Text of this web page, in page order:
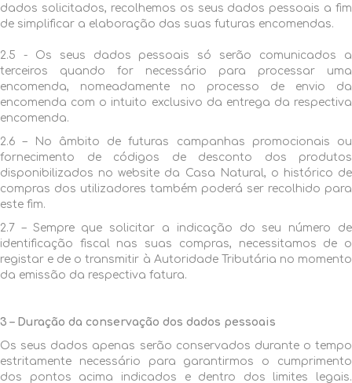
dados solicitados, recolhemos os seus dados pessoais a fim
de simplificar a elaboração das suas futuras encomendas.
2.5 - Os seus dados pessoais só serão comunicados a
terceiros quando for necessário para processar uma
encomenda, nomeadamente no processo de envio da
encomenda com o intuito exclusivo da entrega da respectiva
encomenda.
2.6 – No âmbito de futuras campanhas promocionais ou
fornecimento de códigos de desconto dos produtos
disponibilizados no website da Casa Natural, o histórico de
compras dos utilizadores também poderá ser recolhido para
este fim.
2.7 – Sempre que solicitar a indicação do seu número de
identificação fiscal nas suas compras, necessitamos de o
registar e de o transmitir à Autoridade Tributária no momento
da emissão da respectiva fatura.
3 – Duração da conservação dos dados pessoais
Os seus dados apenas serão conservados durante o tempo
estritamente necessário para garantirmos o cumprimento
dos pontos acima indicados e dentro dos limites legais.